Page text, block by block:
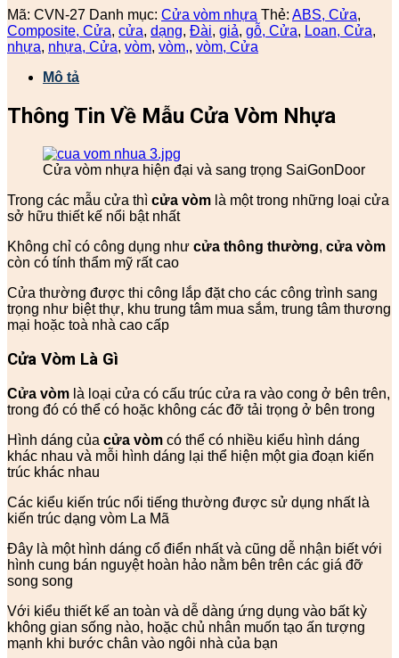
Mã: CVN-27 Danh mục: Cửa vòm nhựa Thẻ: ABS, Cửa,
Composite, Cửa, cửa, dạng, Đài, giả, gỗ, Cửa, Loan, Cửa,
nhựa, nhựa, Cửa, vòm, vòm,, vòm, Cửa
Mô tả
Thông Tin Về Mẫu Cửa Vòm Nhựa
Cửa vòm nhựa hiện đại và sang trọng SaiGonDoor
Trong các mẫu cửa thì cửa vòm là một trong những loại cửa
sở hữu thiết kế nổi bật nhất
Không chỉ có công dụng như cửa thông thường, cửa vòm
còn có tính thẩm mỹ rất cao
Cửa thường được thi công lắp đặt cho các công trình sang
trọng như biệt thự, khu trung tâm mua sắm, trung tâm thương
mại hoặc toà nhà cao cấp
Cửa Vòm Là Gì
Cửa vòm là loại cửa có cấu trúc cửa ra vào cong ở bên trên,
trong đó có thể có hoặc không các đỡ tải trọng ở bên trong
Hình dáng của cửa vòm có thể có nhiều kiểu hình dáng
khác nhau và mỗi hình dáng lại thể hiện một gia đoạn kiến
trúc khác nhau
Các kiểu kiến trúc nổi tiếng thường được sử dụng nhất là
kiến trúc dạng vòm La Mã
Đây là một hình dáng cổ điển nhất và cũng dễ nhận biết với
hình cung bán nguyệt hoàn hảo nằm bên trên các giá đỡ
song song
Với kiểu thiết kế an toàn và dễ dàng ứng dụng vào bất kỳ
không gian sống nào, hoặc chủ nhân muốn tạo ấn tượng
mạnh khi bước chân vào ngôi nhà của bạn